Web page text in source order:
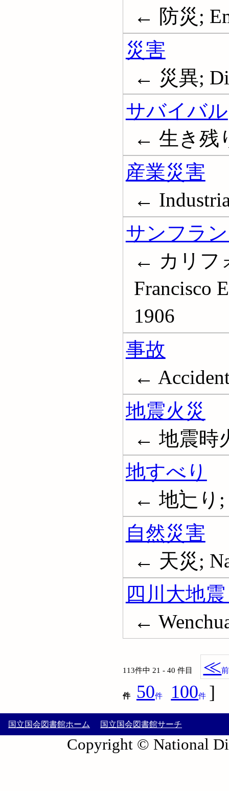
← 防災;
災害
← 災異;
サバイバル
← 生き残
産業災害
←
サンフラ
← カリフ
Francisco
1906
事故
←
地震火災
← 地震時
地すべり
← 地辷り;
自然災害
← 天災;
四川大地
←
113件中 21 - 40 件目 ≪前
件 50件 100件 ]
国立国会図書館ホーム 国立国会図書館サーチ
Copyright © National